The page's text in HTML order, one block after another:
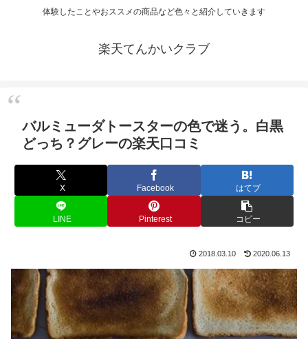
体験したことやおススメの商品など色々と紹介していきます
楽天てんかいクラブ
バルミューダトースターの色で迷う。白黒
どっち？グレーの楽天口コミ
X Facebook はてブ
LINE Pinterest コピー
2018.03.10 2020.06.13